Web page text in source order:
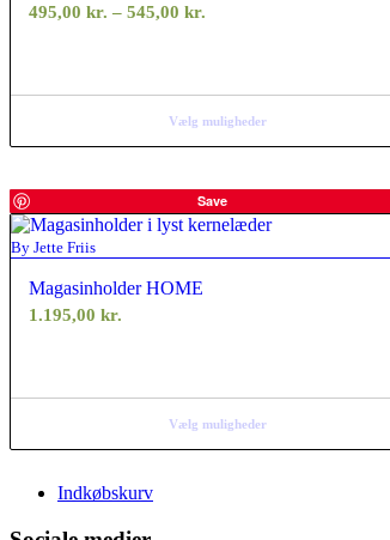
495,00 kr. – 545,00 kr.
545,00 kr.
Vælg muligheder
Save
By Jette Friis
Magasinholder HOME
1.195,00 kr.
Vælg muligheder
Indkøbskurv